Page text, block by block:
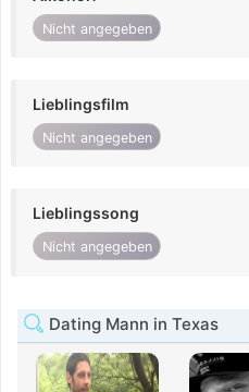
Nicht angegeben
Lieblingsfilm
Nicht angegeben
Lieblingssong
Nicht angegeben
Dating Mann in Texas